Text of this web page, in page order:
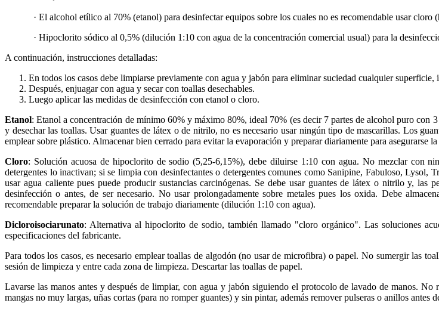
· El alcohol etílico al 70% (etanol) para desinfectar equipos sobre los cuales no es recomendable usar
· Hipoclorito sódico al 0,5% (dilución 1:10 con agua de la concentración comercial usual) para la
A continuación, instrucciones detalladas:
En todos los casos debe limpiarse previamente con agua y jabón para eliminar suciedad cualquier superficie,
Después, enjuagar con agua y secar con toallas desechables.
Luego aplicar las medidas de desinfección con etanol o cloro.
Etanol: Etanol a concentración de mínimo 60% y máximo 80%, ideal 70% (es decir 7 partes de alcohol puro con
y desechar las toallas. Usar guantes de látex o de nitrilo, no es necesario usar ningún tipo de mascarillas. Los
emplear sobre plástico. Almacenar bien cerrado para evitar la evaporación y preparar diariamente para asegurarse
Cloro: Solución acuosa de hipoclorito de sodio (5,25-6,15%), debe diluirse 1:10 con agua. No mezclar con
detergentes lo inactivan; si se limpia con desinfectantes o detergentes comunes como Sanipine, Fabuloso,
usar agua caliente pues puede producir sustancias carcinógenas. Se debe usar guantes de látex o nitrilo y, las
desinfección o antes, de ser necesario. No usar prolongadamente sobre metales pues los oxida. Debe
recomendable preparar la solución de trabajo diariamente (dilución 1:10 con agua).
Dicloroisociarunato: Alternativa al hipoclorito de sodio, también llamado "cloro orgánico". Las soluciones
especificaciones del fabricante.
Para todos los casos, es necesario emplear toallas de algodón (no usar de microfibra) o papel. No sumergir las
sesión de limpieza y entre cada zona de limpieza. Descartar las toallas de papel.
Lavarse las manos antes y después de limpiar, con agua y jabón siguiendo el protocolo de lavado de manos. No
mangas no muy largas, uñas cortas (para no romper guantes) y sin pintar, además remover pulseras o anillos antes